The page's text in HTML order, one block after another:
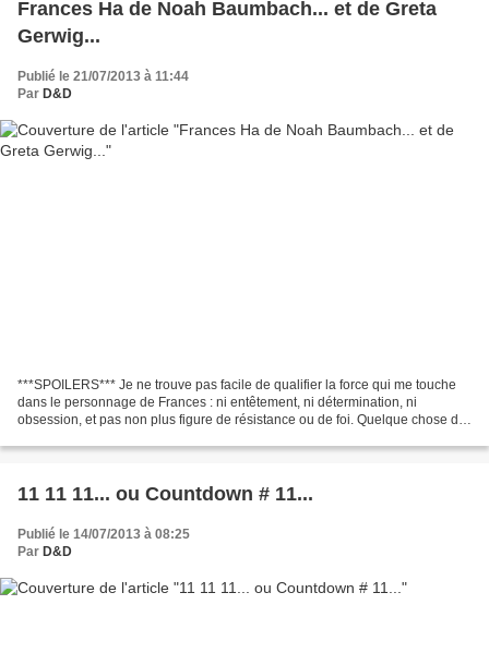
Frances Ha de Noah Baumbach... et de Greta
Gerwig...
Publié le 21/07/2013 à 11:44
Par D&D
***SPOILERS*** Je ne trouve pas facile de qualifier la force qui me touche
dans le personnage de Frances : ni entêtement, ni détermination, ni
obsession, et pas non plus figure de résistance ou de foi. Quelque chose de
11 11 11... ou Countdown # 11...
Publié le 14/07/2013 à 08:25
Par D&D